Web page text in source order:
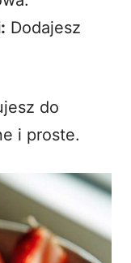
Dodajesz
do
i proste.